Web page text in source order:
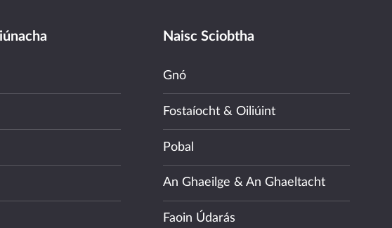
Naisc Sciobtha
Gnó
Fostaíocht & Oiliúint
Pobal
An Ghaeilge & An Ghaeltacht
Faoin Údarás